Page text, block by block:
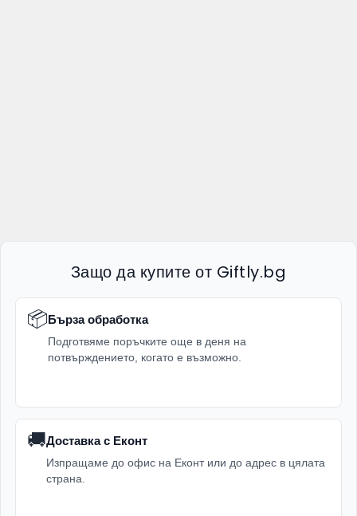
Защо да купите от Giftly.bg
📦Бърза обработка
Подготвяме поръчките още в деня на
потвърждението, когато е възможно.
🚚Доставка с Еконт
Изпращаме до офис на Еконт или до адрес в цялата
страна.